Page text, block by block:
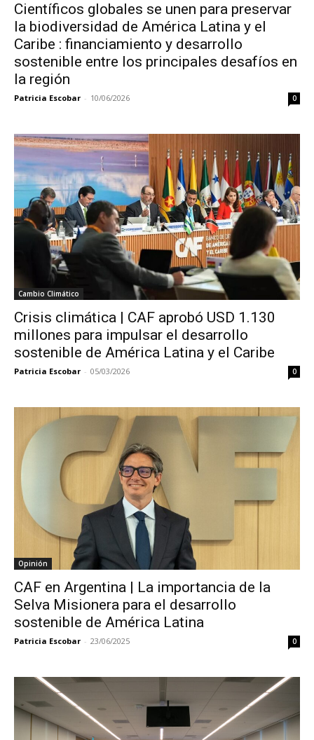
Científicos globales se unen para preservar
la biodiversidad de América Latina y el
Caribe : financiamiento y desarrollo
sostenible entre los principales desafíos en
la región
Patricia Escobar - 10/06/2026 0
Cambio Climático
Crisis climática | CAF aprobó USD 1.130
millones para impulsar el desarrollo
sostenible de América Latina y el Caribe
Patricia Escobar - 05/03/2026 0
Opinión
CAF en Argentina | La importancia de la
Selva Misionera para el desarrollo
sostenible de América Latina
Patricia Escobar - 23/06/2025 0